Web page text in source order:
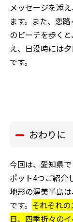
メッセージを添
ます。また、恋
のビーチを歩く
え、日没時には
です。
おわりに
今回は、愛知県
ポット4つご紹介
地形の渥美半島
です。 それぞれ
日、四季折々の